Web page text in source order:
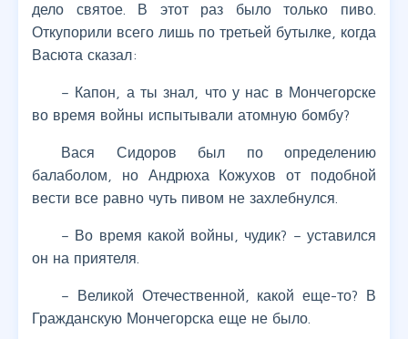
дело святое. В этот раз было только пиво.
Откупорили всего лишь по третьей бутылке, когда
Васюта сказал:
– Капон, а ты знал, что у нас в Мончегорске
во время войны испытывали атомную бомбу?
Вася Сидоров был по определению
балаболом, но Андрюха Кожухов от подобной
вести все равно чуть пивом не захлебнулся.
– Во время какой войны, чудик? – уставился
он на приятеля.
– Великой Отечественной, какой еще-то? В
Гражданскую Мончегорска еще не было.